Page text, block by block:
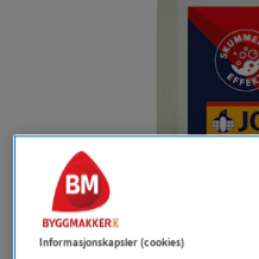
Informasjonskapsler (cookies)